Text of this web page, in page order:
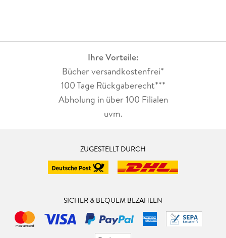
Ihre Vorteile:
Bücher versandkostenfrei*
100 Tage Rückgaberecht***
Abholung in über 100 Filialen
uvm.
ZUGESTELLT DURCH
SICHER & BEQUEM BEZAHLEN